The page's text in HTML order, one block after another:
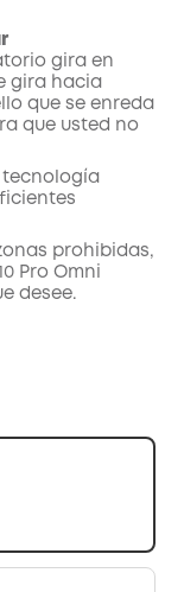
gira en
gira hacia
que se enreda
que usted no
tecnología
prohibidas,
Pro Omni
desee.